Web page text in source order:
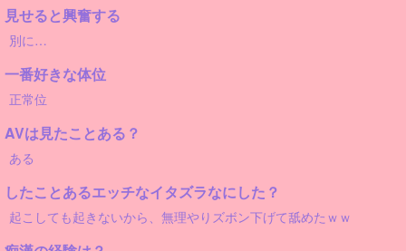
見せると興奮する
別に…
一番好きな体位
正常位
AVは見たことある？
ある
したことあるエッチなイタズラなにした？
起こしても起きないから、無理やりズボン下げて舐めたｗｗ